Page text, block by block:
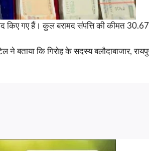
किए गए हैं। कुल बरामद संपत्ति की कीमत
कि गिरोह के सदस्य बलौदाबाजार,